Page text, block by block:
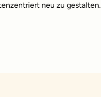
neu zu gestalten.